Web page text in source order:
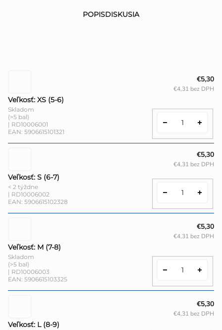
POPISDISKUSIA
Veľkosť: XS (5-6)
Skladom
(>5 bal)
| RD10006001
EAN: 5906615101321
€5,30
€4,31 bez DPH
Veľkosť: S (6-7)
< 2 týždne
| RD10006002
EAN: 5906615102328
€5,30
€4,31 bez DPH
Veľkosť: M (7-8)
Skladom
(>5 bal)
| RD10006003
EAN: 5906615103325
€5,30
€4,31 bez DPH
Veľkosť: L (8-9)
€5,30
€4,31 bez DPH